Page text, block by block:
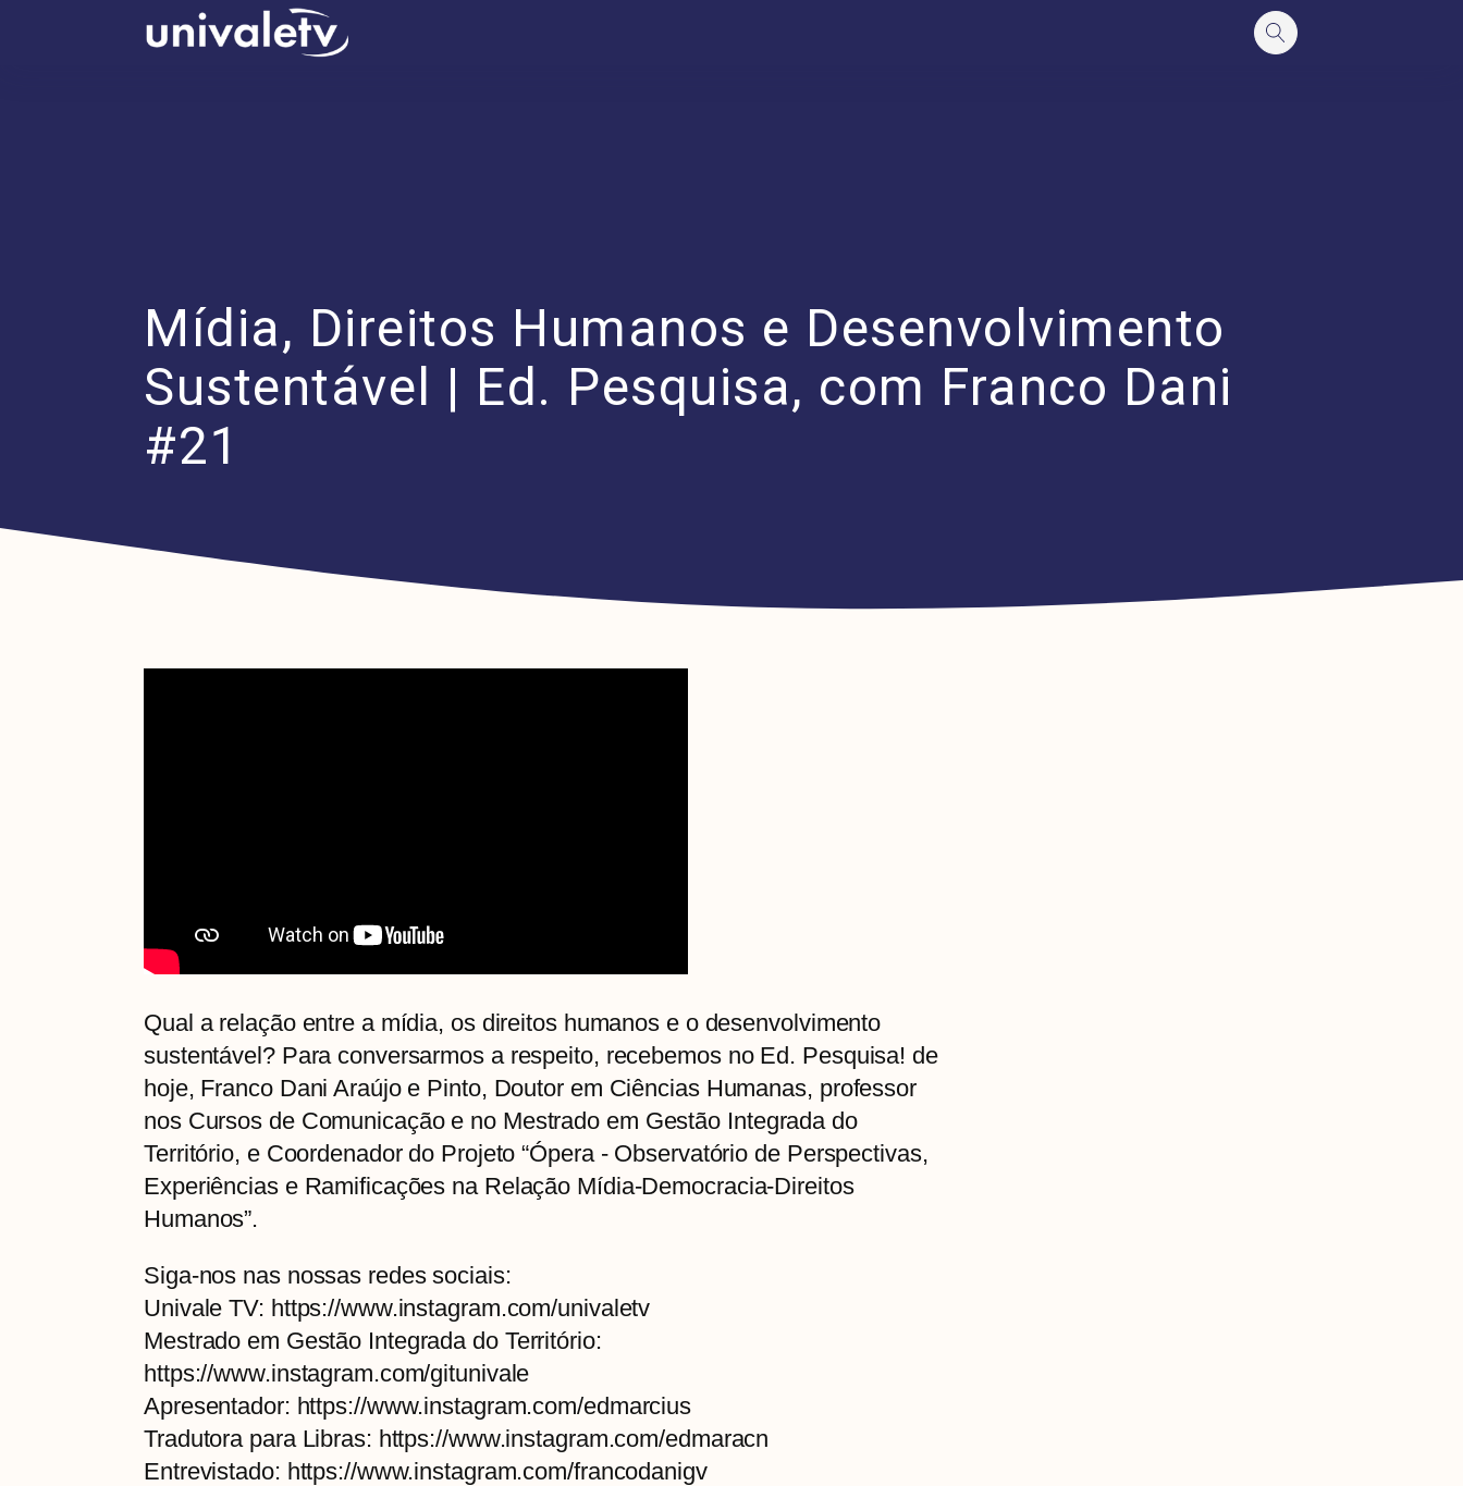
Mídia, Direitos Humanos e Desenvolvimento
Sustentável | Ed. Pesquisa, com Franco Dani
#21
Qual a relação entre a mídia, os direitos humanos e o desenvolvimento
sustentável? Para conversarmos a respeito, recebemos no Ed. Pesquisa! de
hoje, Franco Dani Araújo e Pinto, Doutor em Ciências Humanas, professor
nos Cursos de Comunicação e no Mestrado em Gestão Integrada do
Território, e Coordenador do Projeto “Ópera - Observatório de Perspectivas,
Experiências e Ramificações na Relação Mídia-Democracia-Direitos
Humanos”.
Siga-nos nas nossas redes sociais:
Univale TV: https://www.instagram.com/univaletv
Mestrado em Gestão Integrada do Território:
https://www.instagram.com/gitunivale
Apresentador: https://www.instagram.com/edmarcius
Tradutora para Libras: https://www.instagram.com/edmaracn
Entrevistado: https://www.instagram.com/francodanigv